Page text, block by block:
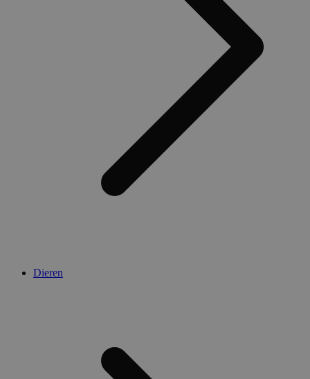
Dieren